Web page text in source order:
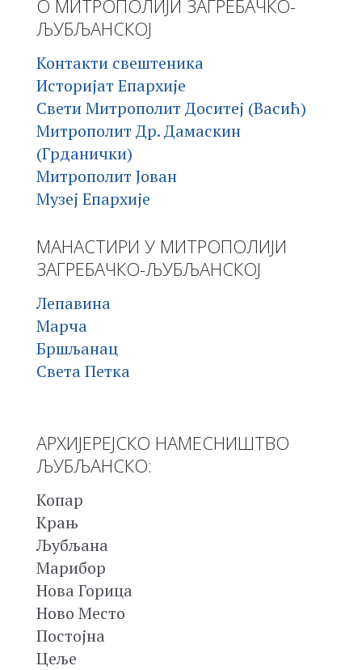
О МИТРОПОЛИЈИ ЗАГРЕБАЧКО-
ЉУБЉАНСКОЈ
Контакти свештеника
Историјат Епархије
Свети Митрополит Доситеј (Васић)
Митрополит Др. Дамаскин
(Грданички)
Митрополит Јован
Музеј Епархије
МАНАСТИРИ У МИТРОПОЛИЈИ
ЗАГРЕБАЧКО-ЉУБЉАНСКОЈ
Лепавина
Марча
Бршљанац
Света Петка
АРХИЈЕРЕЈСКО НАМЕСНИШТВО
ЉУБЉАНСКО:
Копар
Крањ
Љубљана
Марибор
Нова Горица
Ново Место
Постојна
Цеље